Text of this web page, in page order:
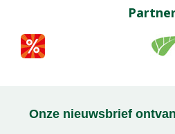
Onze nieuwsbrief